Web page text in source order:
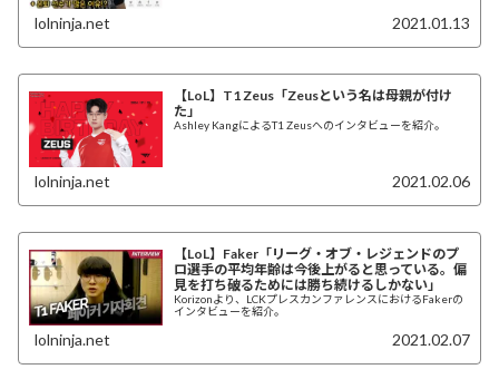
lolninja.net 2021.01.13
【LoL】T1 Zeus「Zeusという名は母親が付け
た」
Ashley KangによるT1 Zeusへのインタビューを紹介。
lolninja.net 2021.02.06
【LoL】Faker「リーグ・オブ・レジェンドのプ
ロ選手の平均年齢は今後上がると思っている。偏
見を打ち破るためには勝ち続けるしかない」
Korizonより、LCKプレスカンファレンスにおけるFakerの
インタビューを紹介。
lolninja.net 2021.02.07